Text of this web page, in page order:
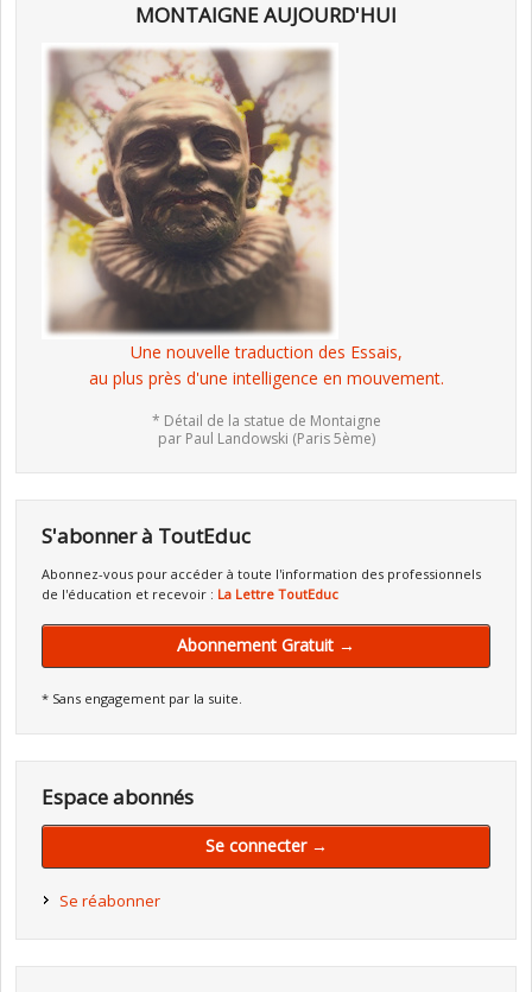
MONTAIGNE AUJOURD'HUI
Une nouvelle traduction des Essais,
au plus près d'une intelligence en mouvement.
* Détail de la statue de Montaigne
par Paul Landowski (Paris 5ème)
S'abonner à ToutEduc
Abonnez-vous pour accéder à toute l'information des professionnels
de l'éducation et recevoir : La Lettre ToutEduc
Abonnement Gratuit →
* Sans engagement par la suite.
Espace abonnés
Se connecter →
Se réabonner